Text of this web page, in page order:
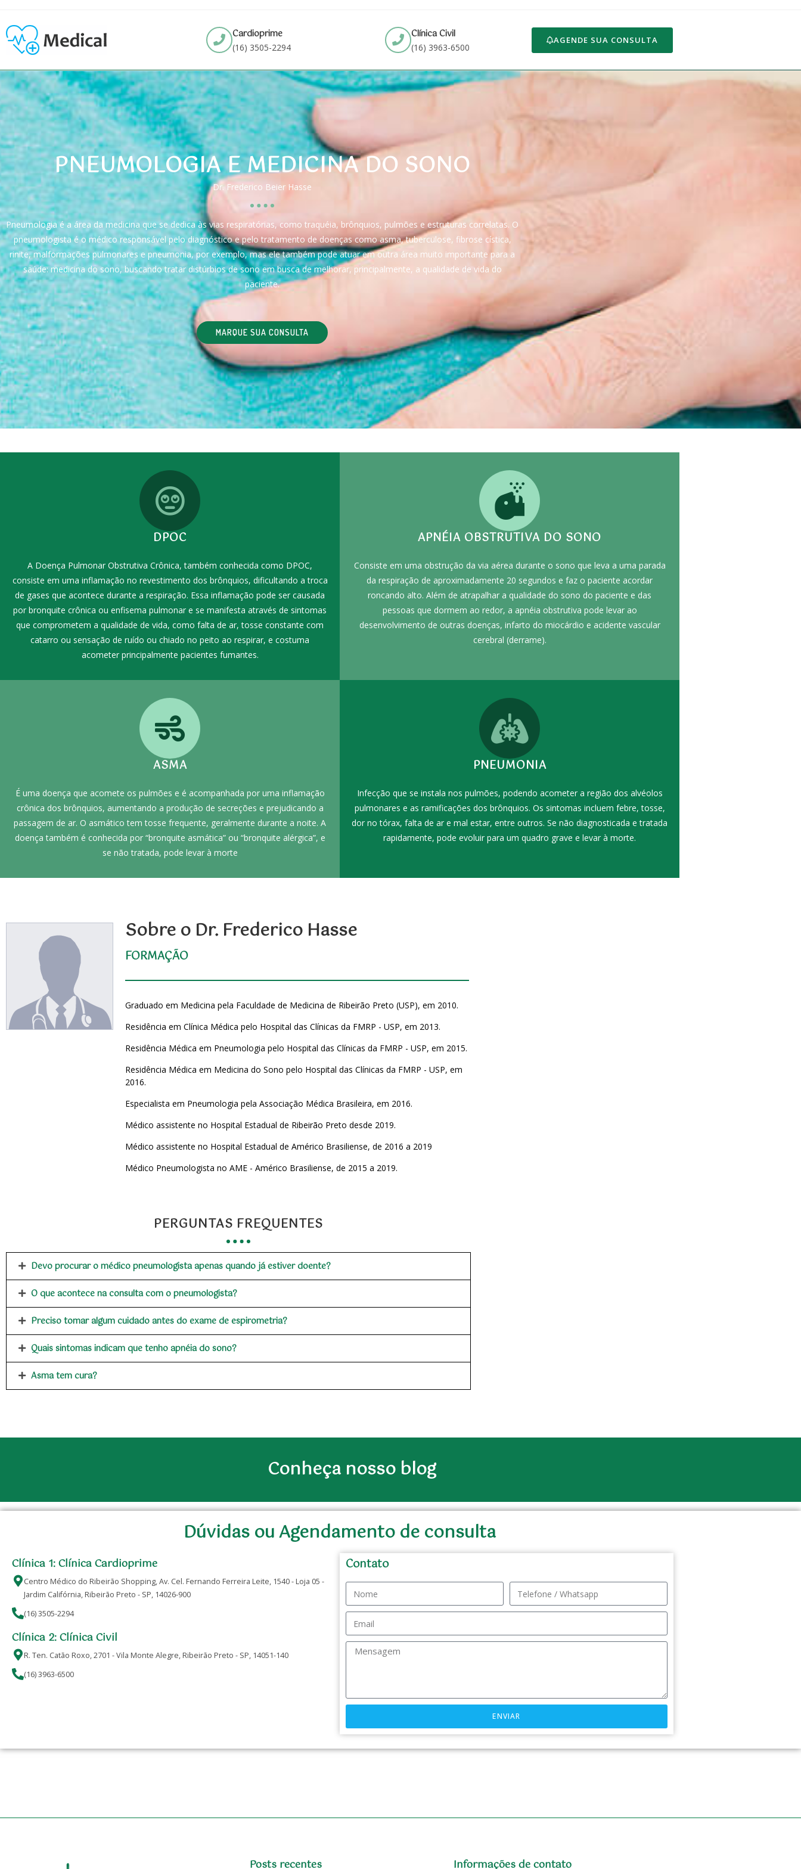
Cardioprime
(16) 3505-2294
Clínica Civil
(16) 3963-6500
AGENDE SUA CONSULTA
PNEUMOLOGIA E MEDICINA DO SONO
Dr. Frederico Beier Hasse
Pneumologia é a área da medicina que se dedica às vias respiratórias, como traquéia, brônquios, pulmões e estruturas correlatas. O
pneumologista é o médico responsável pelo diagnóstico e pelo tratamento de doenças como asma, tuberculose, fibrose cística,
rinite, malformações pulmonares e pneumonia, por exemplo, mas ele também pode atuar em outra área muito importante para a
saúde: medicina do sono, buscando tratar distúrbios de sono em busca de melhorar, principalmente, a qualidade de vida do
paciente.
MARQUE SUA CONSULTA
DPOC
A Doença Pulmonar Obstrutiva Crônica, também conhecida como DPOC,
consiste em uma inflamação no revestimento dos brônquios, dificultando a troca
de gases que acontece durante a respiração. Essa inflamação pode ser causada
por bronquite crônica ou enfisema pulmonar e se manifesta através de sintomas
que comprometem a qualidade de vida, como falta de ar, tosse constante com
catarro ou sensação de ruído ou chiado no peito ao respirar, e costuma
acometer principalmente pacientes fumantes.
APNÉIA OBSTRUTIVA DO SONO
Consiste em uma obstrução da via aérea durante o sono que leva a uma parada
da respiração de aproximadamente 20 segundos e faz o paciente acordar
roncando alto. Além de atrapalhar a qualidade do sono do paciente e das
pessoas que dormem ao redor, a apnéia obstrutiva pode levar ao
desenvolvimento de outras doenças, infarto do miocárdio e acidente vascular
cerebral (derrame).
ASMA
É uma doença que acomete os pulmões e é acompanhada por uma inflamação
crônica dos brônquios, aumentando a produção de secreções e prejudicando a
passagem de ar. O asmático tem tosse frequente, geralmente durante a noite. A
doença também é conhecida por “bronquite asmática” ou “bronquite alérgica”, e
se não tratada, pode levar à morte
PNEUMONIA
Infecção que se instala nos pulmões, podendo acometer a região dos alvéolos
pulmonares e as ramificações dos brônquios. Os sintomas incluem febre, tosse,
dor no tórax, falta de ar e mal estar, entre outros. Se não diagnosticada e tratada
rapidamente, pode evoluir para um quadro grave e levar à morte.
Sobre o Dr. Frederico Hasse
FORMAÇÃO
Graduado em Medicina pela Faculdade de Medicina de Ribeirão Preto (USP), em 2010.
Residência em Clínica Médica pelo Hospital das Clínicas da FMRP - USP, em 2013.
Residência Médica em Pneumologia pelo Hospital das Clínicas da FMRP - USP, em 2015.
Residência Médica em Medicina do Sono pelo Hospital das Clínicas da FMRP - USP, em
2016.
Especialista em Pneumologia pela Associação Médica Brasileira, em 2016.
Médico assistente no Hospital Estadual de Ribeirão Preto desde 2019.
Médico assistente no Hospital Estadual de Américo Brasiliense, de 2016 a 2019
Médico Pneumologista no AME - Américo Brasiliense, de 2015 a 2019.
PERGUNTAS FREQUENTES
Devo procurar o médico pneumologista apenas quando já estiver doente?
O que acontece na consulta com o pneumologista?
Preciso tomar algum cuidado antes do exame de espirometria?
Quais sintomas indicam que tenho apnéia do sono?
Asma tem cura?
Conheça nosso blog
Dúvidas ou Agendamento de consulta
Clínica 1: Clínica Cardioprime
Centro Médico do Ribeirão Shopping, Av. Cel. Fernando Ferreira Leite, 1540 - Loja 05 -
Jardim Califórnia, Ribeirão Preto - SP, 14026-900
(16) 3505-2294
Clínica 2: Clínica Civil
R. Ten. Catão Roxo, 2701 - Vila Monte Alegre, Ribeirão Preto - SP, 14051-140
(16) 3963-6500
Contato
ENVIAR
Posts recentes Informações de contato